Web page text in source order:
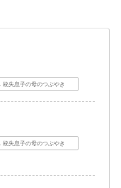
統失息子の母のつぶやき
統失息子の母のつぶやき